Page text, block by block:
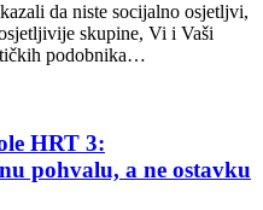
da niste socijalno osjetljvi,
skupine, Vi i Vaši
podobnika…
HRT 3:
pohvalu, a ne ostavku